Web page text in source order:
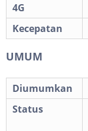
4G
Kecepatan
UMUM
Diumumkan
Status